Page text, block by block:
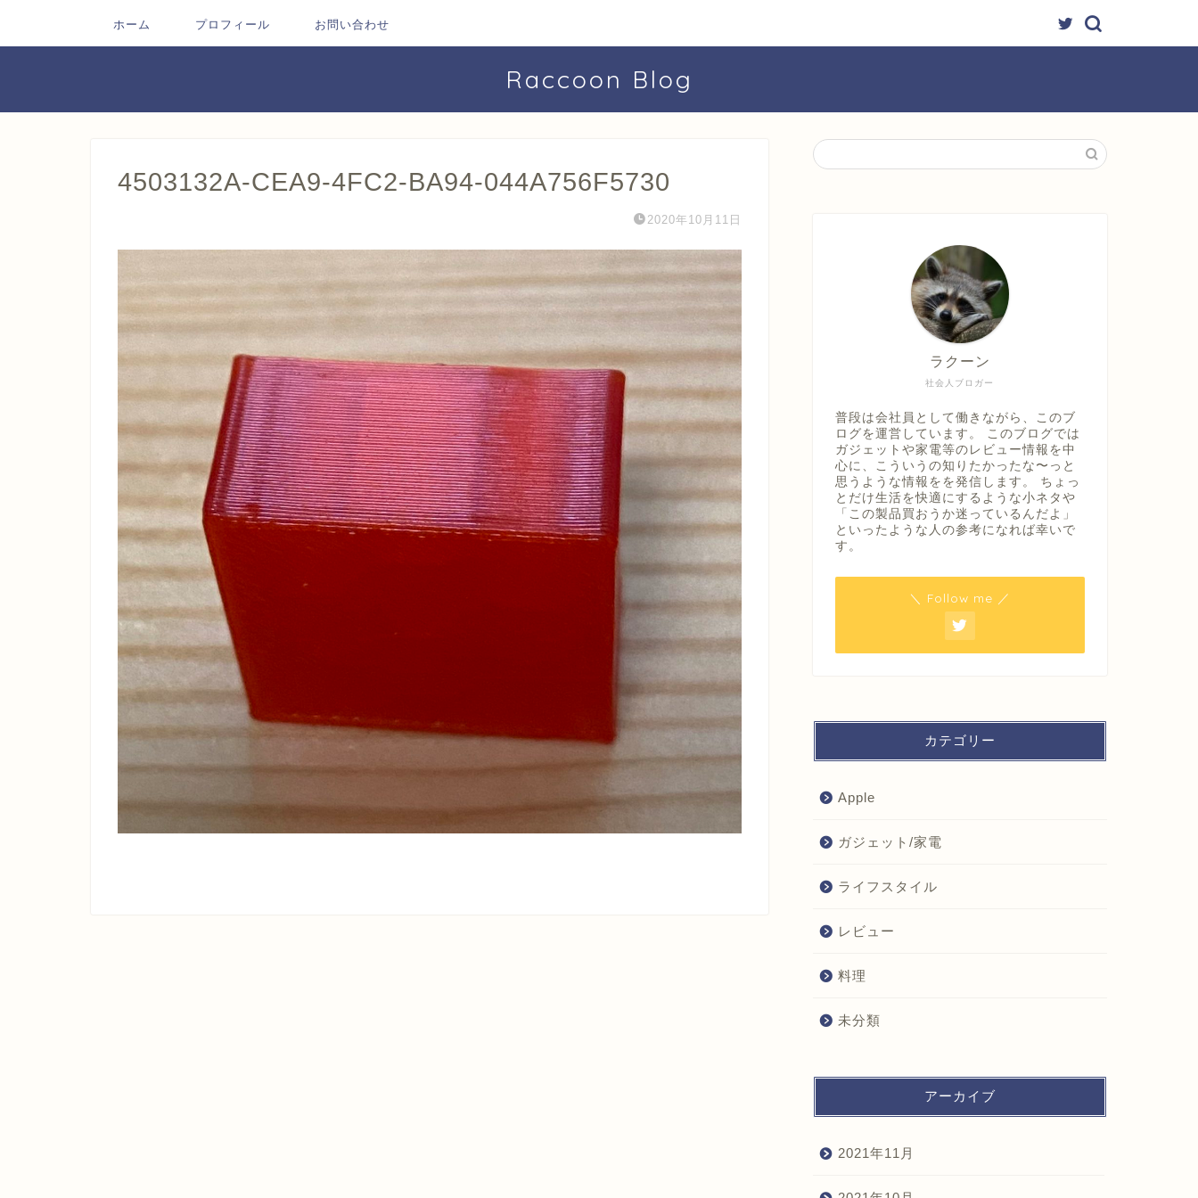
ホーム プロフィール お問い合わせ
Raccoon Blog
4503132A-CEA9-4FC2-BA94-044A756F5730
2020年10月11日
社会人ブロガー
ラクーン
普段は会社員として働きながら、このブ
ログを運営しています。 このブログでは
ガジェットや家電等のレビュー情報を中
心に、こういうの知りたかったな〜っと
思うような情報をを発信します。 ちょっ
とだけ生活を快適にするような小ネタや
「この製品買おうか迷っているんだよ」
といったような人の参考になれば幸いで
す。
＼ Follow me ／
カテゴリー
Apple
ガジェット/家電
ライフスタイル
レビュー
料理
未分類
アーカイブ
2021年11月